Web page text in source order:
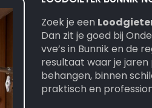
Zoek je een
Dan zit je goed bij
vve’s in Bunnik en de
resultaat waar je
behangen, binnen
praktisch en